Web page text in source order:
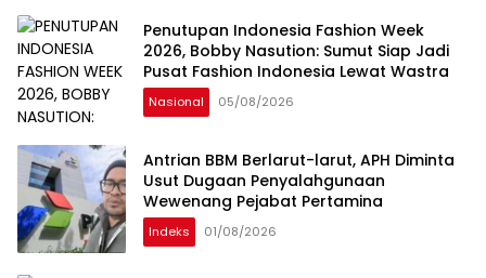
Penutupan Indonesia Fashion Week
2026, Bobby Nasution: Sumut Siap Jadi
Pusat Fashion Indonesia Lewat Wastra
Nasional 05/08/2026
Antrian BBM Berlarut-larut, APH Diminta
Usut Dugaan Penyalahgunaan
Wewenang Pejabat Pertamina
Indeks 01/08/2026